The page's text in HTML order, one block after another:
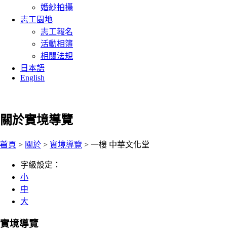
婚紗拍攝
志工園地
志工報名
活動相簿
相關法規
日本語
English
關於實境導覽
:::
首頁 > 關於 > 實境導覽 > 一樓 中華文化堂
字級設定：
小
中
大
實境導覽